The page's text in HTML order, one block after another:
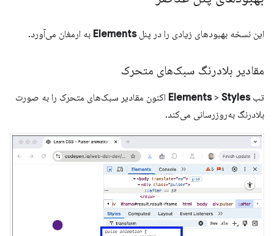
این نسخه بهبودهای زیادی را در پنلElements به ارمغان می‌آورد.
مقادیر بلادرنگ سبک‌های متحرک
تب Elements> Styles
اکنون مقادیر سبک‌های متحرک را به صورت
بلادرنگ به‌روزرسانی می‌کند.